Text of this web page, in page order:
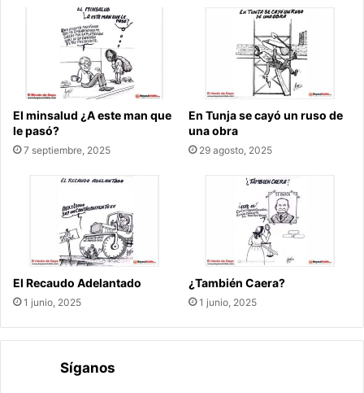
El minsalud ¿A este man que
le pasó?
7 septiembre, 2025
En Tunja se cayó un ruso de
una obra
29 agosto, 2025
El Recaudo Adelantado
1 junio, 2025
¿También Caera?
1 junio, 2025
Síganos